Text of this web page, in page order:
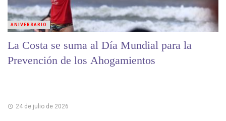
La Costa se suma al Día Mundial para la
Prevención de los Ahogamientos
24 de julio de 2026
ANIVERSARIO